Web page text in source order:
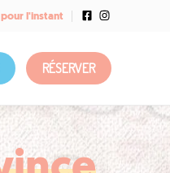
pour l'instant
RÉSERVER